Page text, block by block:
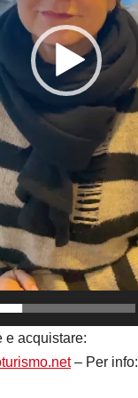
e acquistare:
– Per info: